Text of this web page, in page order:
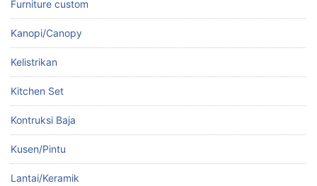
Furniture custom
Kanopi/Canopy
Kelistrikan
Kitchen Set
Kontruksi Baja
Kusen/Pintu
Lantai/Keramik